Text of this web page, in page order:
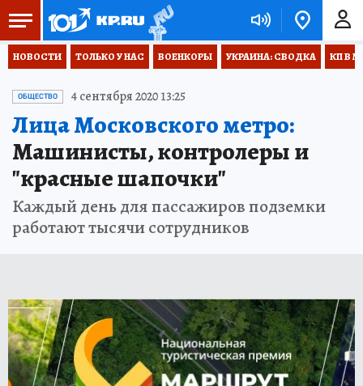
НОВОСТИ ТОЛЬКО У НАС ВОЕНКОРЫ УКРАИНА: СВОДКА КП В
ОБЩЕСТВО 4 сентября 2020 13:25
Лица Московского метро:
Машинисты, контролеры и
"красные шапочки"
Каждый день для пассажиров подземки
работают тысячи сотрудников